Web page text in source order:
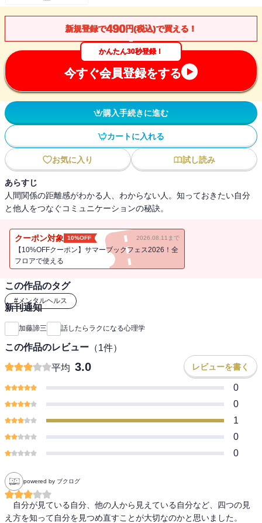
新規登録で490円(税込)で買える！
かんたん30秒登録！
今すぐ会員登録をする
購入手続きに進む
カートに入れる
お気に入り 試し読み
あらすじ
人間関係の距離感がわかる人、わからない人。知っておきたい自分
と他人をつなぐコミュニケーションの秘訣。
クーポン対象 10%OFF 2026.08.11まで
【10%OFFクーポン】サマーブックフェス2026！全
フロアで使える
この作品のタグ
#メンタルヘルス
新刊通知
加藤諦三 話したらラクになる心理学
この作品のレビュー （1件）
平均 3.0 レビューを書く
0
0
1
0
0
powered by ブクログ
自分が見ている自分、他の人から見えている自分など、四つの見
え方を知って自分を見つめ直すことが大切なのかと思いました。